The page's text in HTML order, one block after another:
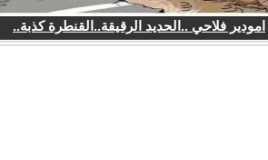
امودير فلاحي ..الحديد الرقيقة..القنطرة كذبة..